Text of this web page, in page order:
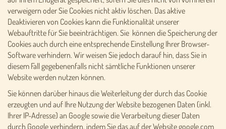
verweigern oder Sie Cookies nicht aktiv löschen. Das aktive
Deaktivieren von Cookies kann die Funktionalität unserer
Webauftritte für Sie beeinträchtigen. Sie können die Speicherung der
Cookies auch durch eine entsprechende Einstellung Ihrer Browser-
Software verhindern. Wir weisen Sie jedoch darauf hin, dass Sie in
diesem Fall gegebenenfalls nicht sämtliche Funktionen unserer
Website werden nutzen können.
Sie können darüber hinaus die Weiterleitung der durch das Cookie
erzeugten und auf Ihre Nutzung der Website bezogenen Daten (inkl.
Ihrer IP-Adresse) an Google sowie die Verarbeitung dieser Daten
durch Google verhindern, indem Sie das auf der Website google.com